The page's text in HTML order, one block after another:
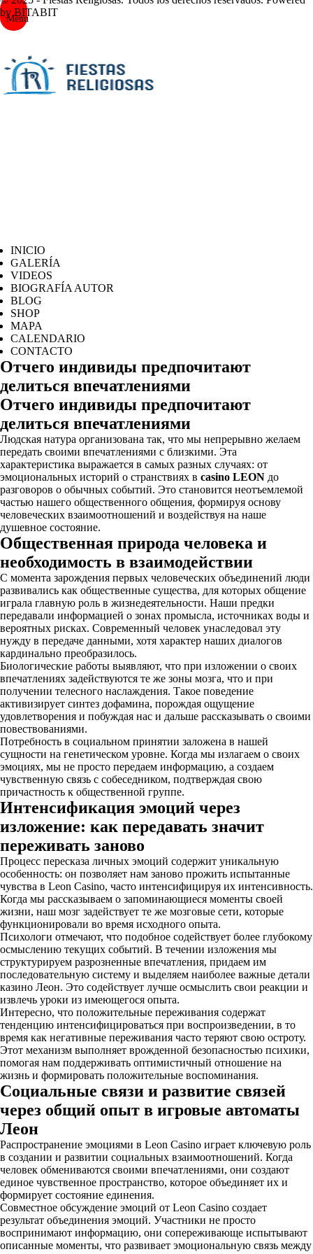
Menu
INICIO
GALERÍA
VIDEOS
BIOGRAFÍA AUTOR
BLOG
SHOP
MAPA
CALENDARIO
CONTACTO
Отчего индивиды предпочитают
делиться впечатлениями
Отчего индивиды предпочитают
делиться впечатлениями
Людская натура организована так, что мы непрерывно желаем
передать своими впечатлениями с близкими. Эта
характеристика выражается в самых разных случаях: от
эмоциональных историй о странствиях в casino LEON до
разговоров о обычных событий. Это становится неотъемлемой
частью нашего общественного общения, формируя основу
человеческих взаимоотношений и воздействуя на наше
душевное состояние.
Общественная природа человека и
необходимость в взаимодействии
С момента зарождения первых человеческих объединений люди
развивались как общественные существа, для которых общение
играла главную роль в жизнедеятельности. Наши предки
передавали информацией о зонах промысла, источниках воды и
вероятных рисках. Современный человек унаследовал эту
нужду в передаче данными, хотя характер наших диалогов
кардинально преобразилось.
Биологические работы выявляют, что при изложении о своих
впечатлениях задействуются те же зоны мозга, что и при
получении телесного наслаждения. Такое поведение
активизирует синтез дофамина, порождая ощущение
удовлетворения и побуждая нас и дальше рассказывать о своими
повествованиями.
Потребность в социальном принятии заложена в нашей
сущности на генетическом уровне. Когда мы излагаем о своих
эмоциях, мы не просто передаем информацию, а создаем
чувственную связь с собеседником, подтверждая свою
причастность к общественной группе.
Интенсификация эмоций через
изложение: как передавать значит
переживать заново
Процесс пересказа личных эмоций содержит уникальную
особенность: он позволяет нам заново прожить испытанные
чувства в Leon Casino, часто интенсифицируя их интенсивность.
Когда мы рассказываем о запоминающиеся моменты своей
жизни, наш мозг задействует те же мозговые сети, которые
функционировали во время исходного опыта.
Психологи отмечают, что подобное содействует более глубокому
осмыслению текущих событий. В течении изложения мы
структурируем разрозненные впечатления, придаем им
последовательную систему и выделяем наиболее важные детали
казино Леон. Это содействует лучше осмыслить свои реакции и
извлечь уроки из имеющегося опыта.
Интересно, что положительные переживания содержат
тенденцию интенсифицироваться при воспроизведении, в то
время как негативные переживания часто теряют свою остроту.
Этот механизм выполняет врожденной безопасностью психики,
помогая нам поддерживать оптимистичный отношение на
жизнь и формировать положительные воспоминания.
Социальные связи и развитие связей
через общий опыт в игровые автоматы
Леон
Распространение эмоциями в Leon Casino играет ключевую роль
в создании и развитии социальных взаимоотношений. Когда
человек обмениваются своими впечатлениями, они создают
единое чувственное пространство, которое объединяет их и
формирует состояние единения.
Совместное обсуждение эмоций от Leon Casino создает
результат объединения эмоций. Участники не просто
воспринимают информацию, они сопереживающе испытывают
описанные моменты, что развивает эмоциональную связь между
by BITABIT